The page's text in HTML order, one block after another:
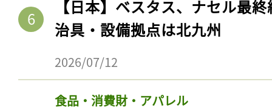
【日本】ベスタス、ナセル最
治具・設備拠点は北九州
2026/07/12
食品・消費財・アパレル